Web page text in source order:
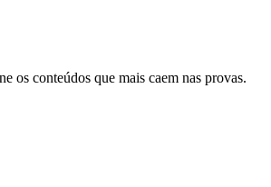
os conteúdos que mais caem nas provas.